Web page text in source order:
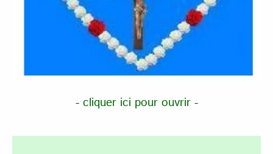
- cliquer ici pour ouvrir-